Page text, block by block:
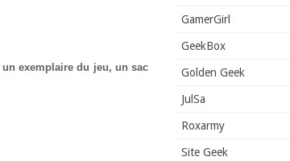
un exemplaire du jeu, un sac
GamerGirl
GeekBox
Golden Geek
JulSa
Roxarmy
Site Geek